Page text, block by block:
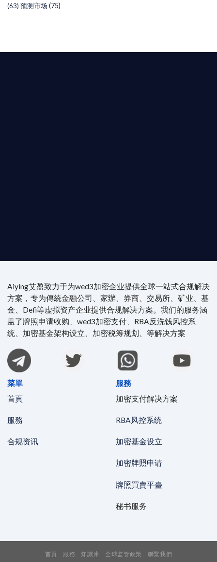
(63) 预测市场 (75)
Aiying艾盈致力于为wed3加密企业提供全球一站式合规解决
方案，专为傳統金融公司、家辦、券商、交易所、矿业、基
金、Defi等虚拟资产企业提供合规解决方案。我们的服务涵
盖了牌照申请收购、wed3加密支付、RBA反洗钱风控系
统、加密基金架构设立、加密税筹规划、等解决方案
菜單
首頁
服務
合规资讯
服務
加密支付解决方案
RBA风控系统
加密基金设立
加密牌照申请
牌照買賣平臺
秘书服务
首頁 服務 知識庫 全球监管政策 聯繫我們